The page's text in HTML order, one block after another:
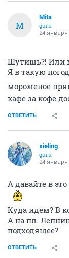
M
Mita
guru
24 января
Шутишь?! Или
Я в такую
мороженое
кафе за кофе
ОТВЕТИТЬ
xieling
guru
24 января
А давайте в это
Куда идем? В
А на пл.
подходящее?
ОТВЕТИТЬ